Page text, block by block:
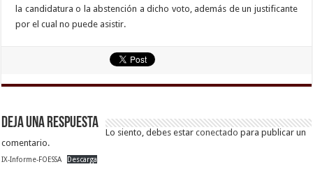
la candidatura o la abstención a dicho voto, además de un justificante
por el cual no puede asistir.
Deja una respuesta
Lo siento, debes estarconectado para publicar un
comentario.
IX-Informe-FOESSA Descarga